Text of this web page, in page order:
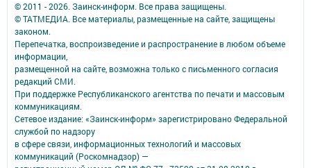
© 2011 - 2026. Заинск-информ. Все права защищены.
© ТАТМЕДИА. Все материалы, размещенные на сайте, защищены
законом.
Перепечатка, воспроизведение и распространение в любом объеме
информации,
размещенной на сайте, возможна только с письменного согласия
редакций СМИ.
При поддержке Республиканского агентства по печати и массовым
коммуникациям.
Сетевое издание: «Заинск-информ» зарегистрировано Федеральной
службой по надзору
в сфере связи, информационных технологий и массовых
коммуникаций (Роскомнадзор) —